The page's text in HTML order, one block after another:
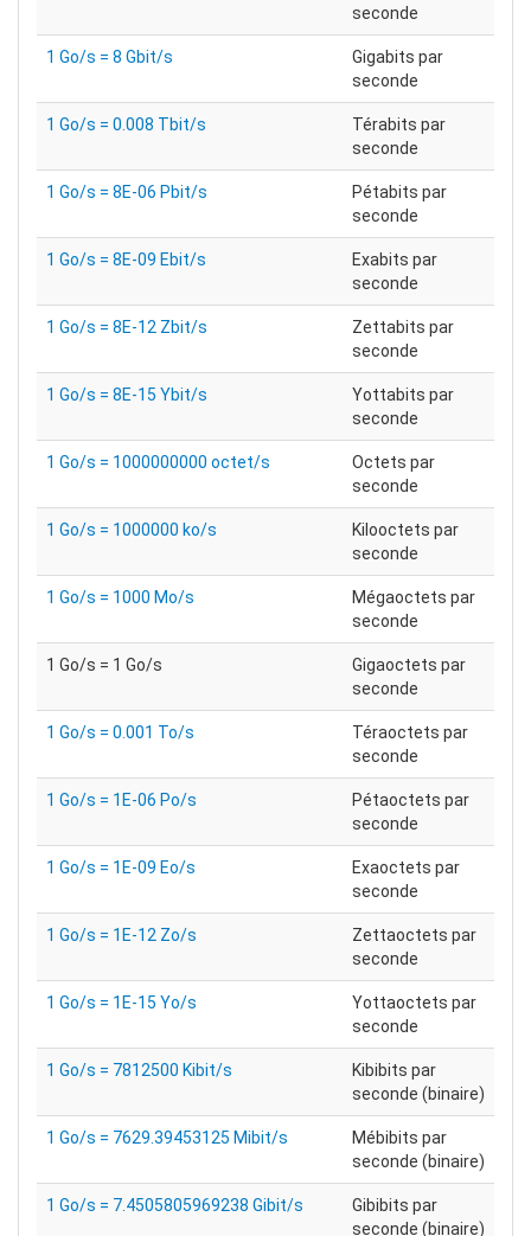
seconde
1 Go/s = 8 Gbit/s
Gigabits par
seconde
1 Go/s = 0.008 Tbit/s
Térabits par
seconde
1 Go/s = 8E-06 Pbit/s
Pétabits par
seconde
1 Go/s = 8E-09 Ebit/s
Exabits par
seconde
1 Go/s = 8E-12 Zbit/s
Zettabits par
seconde
1 Go/s = 8E-15 Ybit/s
Yottabits par
seconde
1 Go/s = 1000000000 octet/s
Octets par
seconde
1 Go/s = 1000000 ko/s
Kilooctets par
seconde
1 Go/s = 1000 Mo/s
Mégaoctets par
seconde
1 Go/s = 1 Go/s
Gigaoctets par
seconde
1 Go/s = 0.001 To/s
Téraoctets par
seconde
1 Go/s = 1E-06 Po/s
Pétaoctets par
seconde
1 Go/s = 1E-09 Eo/s
Exaoctets par
seconde
1 Go/s = 1E-12 Zo/s
Zettaoctets par
seconde
1 Go/s = 1E-15 Yo/s
Yottaoctets par
seconde
1 Go/s = 7812500 Kibit/s
Kibibits par
seconde (binaire)
1 Go/s = 7629.39453125 Mibit/s
Mébibits par
seconde (binaire)
1 Go/s = 7.4505805969238 Gibit/s
Gibibits par
seconde (binaire)